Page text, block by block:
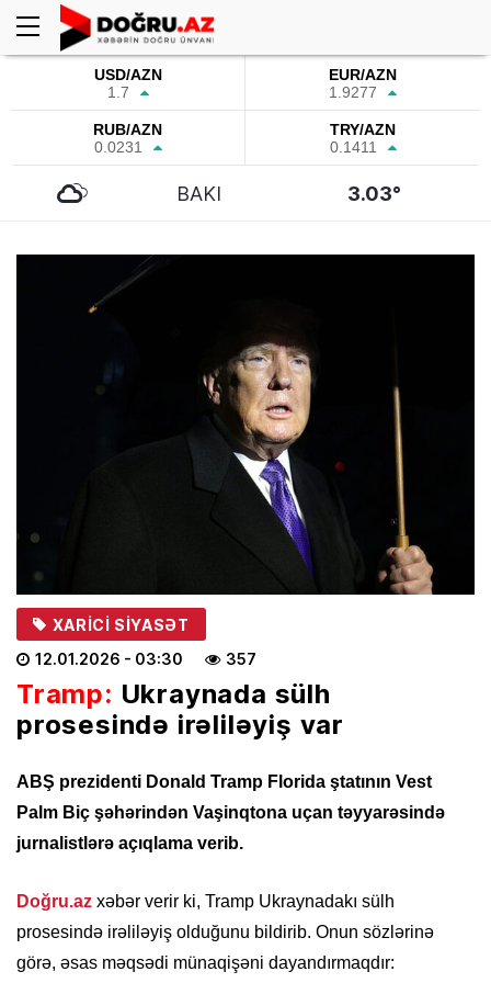
USD/AZN
1.7
EUR/AZN
1.9277
RUB/AZN
0.0231
TRY/AZN
0.1411
BAKI 3.03°
XARICI SIYASƏT
12.01.2026 - 03:30 357
Tramp: Ukraynada sülh
prosesində irəliləyiş var
ABŞ prezidenti Donald Tramp Florida ştatının Vest
Palm Biç şəhərindən Vaşinqtona uçan təyyarəsində
jurnalistlərə açıqlama verib.
Doğru.az xəbər verir ki, Tramp Ukraynadakı sülh
prosesində irəliləyiş olduğunu bildirib. Onun sözlərinə
görə, əsas məqsədi münaqişəni dayandırmaqdır: